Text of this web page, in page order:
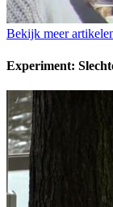
Bekijk meer
Experiment: